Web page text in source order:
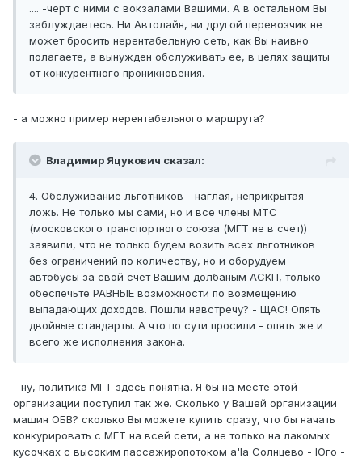
.... -черт с ними с вокзалами Вашими. А в остальном Вы
заблуждаетесь. Ни Автолайн, ни другой перевозчик не
может бросить нерентабельную сеть, как Вы наивно
полагаете, а вынужден обслуживать ее, в целях защиты
от конкурентного проникновения.
- а можно пример нерентабельного маршрута?
Владимир Яцукович сказал:
4. Обслуживание льготников - наглая, неприкрытая
ложь. Не только мы сами, но и все члены МТС
(московского транспортного союза (МГТ не в счет))
заявили, что не только будем возить всех льготников
без ограничений по количеству, но и оборудуем
автобусы за свой счет Вашим долбаным АСКП, только
обеспечьте РАВНЫЕ возможности по возмещению
выпадающих доходов. Пошли навстречу? - ЩАС! Опять
двойные стандарты. А что по сути просили - опять же и
всего же исполнения закона.
- ну, политика МГТ здесь понятна. Я бы на месте этой
организации поступил так же. Сколько у Вашей организации
машин ОБВ? сколько Вы можете купить сразу, что бы начать
конкурировать с МГТ на всей сети, а не только на лакомых
кусочках с высоким пассажиропотоком a'la Солнцево - Юго -